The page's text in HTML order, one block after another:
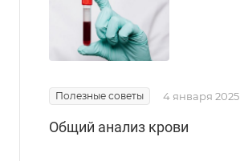
Полезные советы 4 января 2025
Общий анализ крови